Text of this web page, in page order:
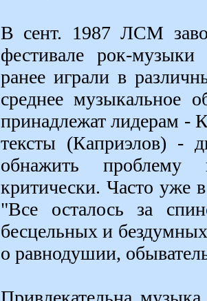
В сент. 1987 ЛСМ
фестивале рок-
ранее играли в
среднее музыкальное
принадлежат лидерам -
тексты (Каприэлов) -
обнажить проблему
критически. Часто уже
"Все осталось за
бесцельных и
о равнодушии,